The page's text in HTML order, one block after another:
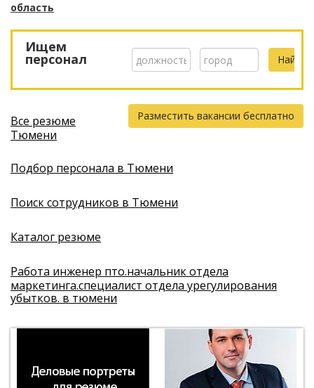
область
Ищем
персонал
Разместить вакансии бесплатно
Все резюме
Тюмени
Подбор персонала в Тюмени
Поиск сотрудников в Тюмени
Каталог резюме
Работа инженер пто.начальник отдела
маркетинга.специалист отдела урегулирования
убытков. в тюмени